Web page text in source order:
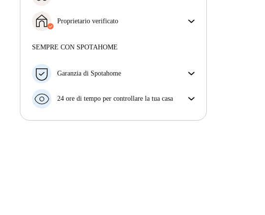
fornendo accesso agli standard di sicurezza più
elevati e un supporto aggiuntivo durante la
Proprietario verificato
Maggiori informazioni su questo locatore
SEMPRE CON SPOTAHOME
Garanzia di Spotahome
con breve preavviso, noi A) ti pagheremo un hotel e
B) ti rimborseremo totalmente
24 ore di tempo per controllare la tua casa